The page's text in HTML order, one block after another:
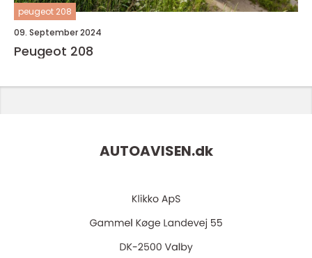
peugeot 208
09. September 2024
Peugeot 208
AUTOAVISEN.dk